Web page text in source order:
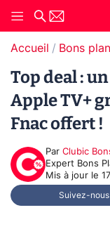
Accueil Bons
Top deal :
Apple TV+
Fnac offert !
Par Clubic
Expert Bons
Mis à jour le
Suivez-nous